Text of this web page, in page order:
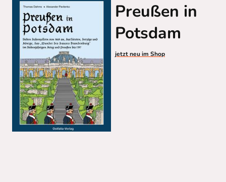
Preußen in
Potsdam
jetzt neu im Shop